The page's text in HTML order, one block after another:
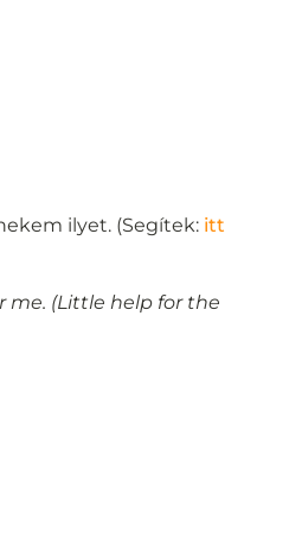
ilyet. (Segítek: itt
me. (Little help for the